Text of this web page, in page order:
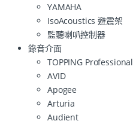
YAMAHA
IsoAcoustics 避震架
監聽喇叭控制器
錄音介面
TOPPING Professional
AVID
Apogee
Arturia
Audient